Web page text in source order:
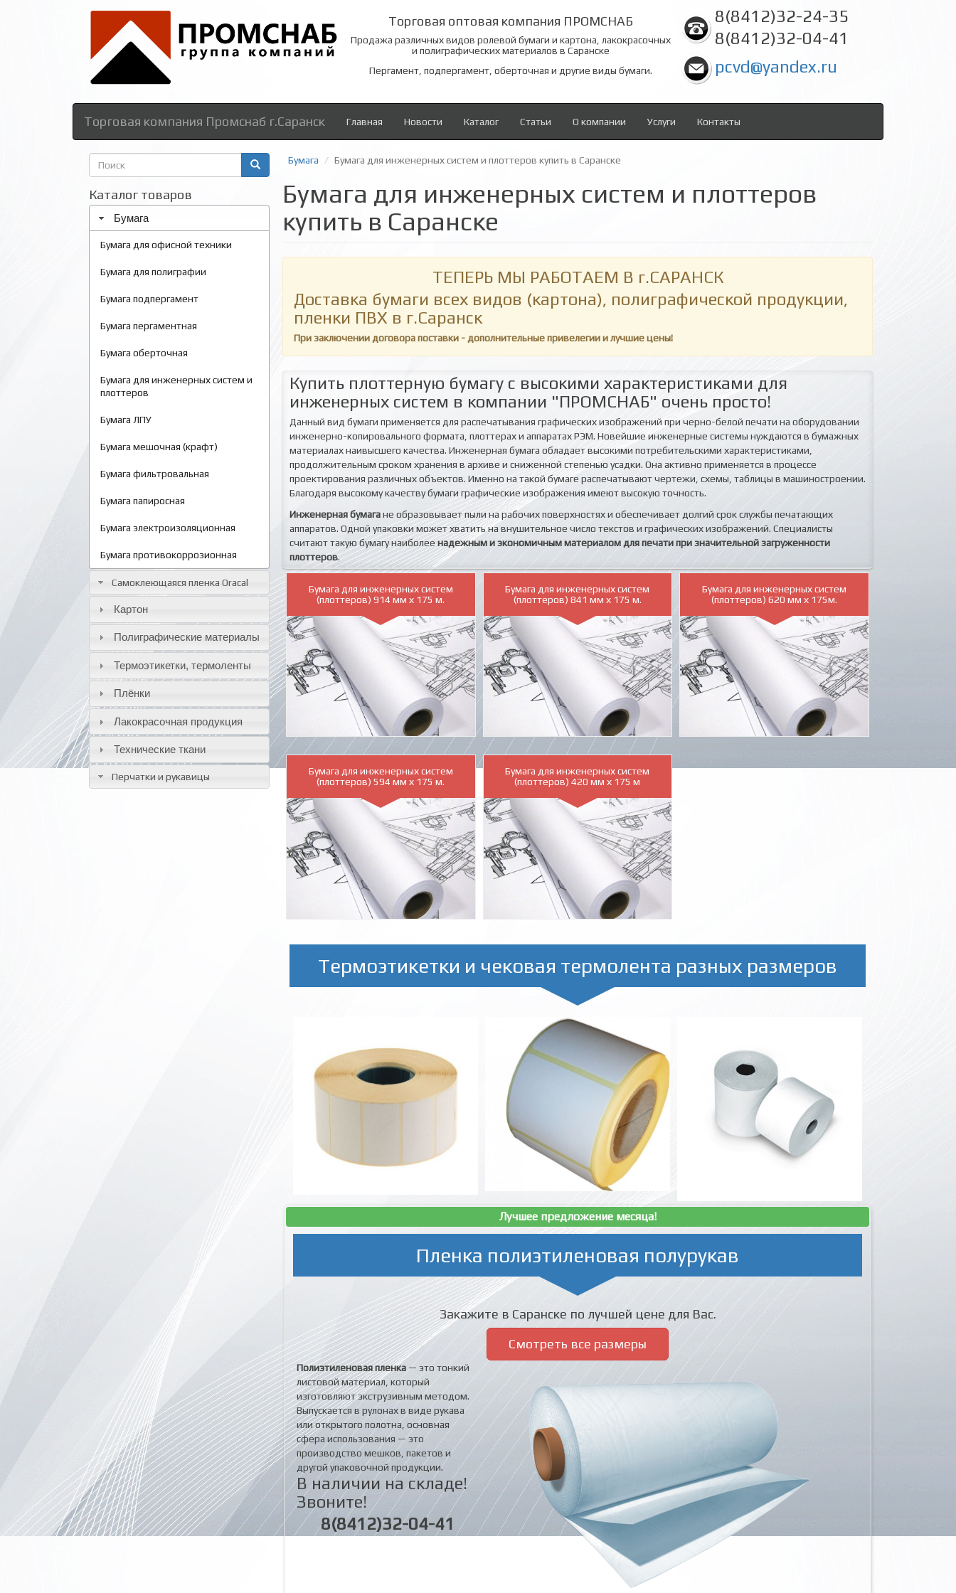
Торговая оптовая компания ПРОМСНАБ
Продажа различных видов ролевой бумаги и картона, лакокрасочных
и полиграфических материалов в Саранске
Пергамент, подпергамент, оберточная и другие виды бумаги.
8(8412)32-24-35
8(8412)32-04-41
pcvd@yandex.ru
Торговая компания Промснаб г.Саранск Главная Новости Каталог Статьи О компании Услуги Контакты
Форма
поиска
Каталог товаров
Бумага
Бумага для офисной техники
Бумага для полиграфии
Бумага подпергамент
Бумага пергаментная
Бумага оберточная
Бумага для инженерных систем и
плоттеров
Бумага ЛПУ
Бумага мешочная (крафт)
Бумага фильтровальная
Бумага папиросная
Бумага электроизоляционная
Бумага противокоррозионная
Самоклеющаяся пленка Oracal
Картон
Полиграфические материалы
Термоэтикетки, термоленты
Плёнки
Лакокрасочная продукция
Технические ткани
Перчатки и рукавицы
Бумага Бумага для инженерных систем и плоттеров купить в Саранске
Бумага для инженерных систем и плоттеров
купить в Саранске
ТЕПЕРЬ МЫ РАБОТАЕМ В г.САРАНСК
Доставка бумаги всех видов (картона), полиграфической продукции,
пленки ПВХ в г.Саранск
При заключении договора поставки - дополнительные привелегии и лучшие цены!
Купить плоттерную бумагу с высокими характеристиками для
инженерных систем в компании "ПРОМСНАБ" очень просто!
Данный вид бумаги применяется для распечатывания графических изображений при черно-белой печати на оборудовании
инженерно-копировального формата, плоттерах и аппаратах РЭМ. Новейшие инженерные системы нуждаются в бумажных
материалах наивысшего качества. Инженерная бумага обладает высокими потребительскими характеристиками,
продолжительным сроком хранения в архиве и сниженной степенью усадки. Она активно применяется в процессе
проектирования различных объектов. Именно на такой бумаге распечатывают чертежи, схемы, таблицы в машиностроении.
Благодаря высокому качеству бумаги графические изображения имеют высокую точность.
Инженерная бумагане образовывает пыли на рабочих поверхностях и обеспечивает долгий срок службы печатающих
аппаратов. Одной упаковки может хватить на внушительное число текстов и графических изображений. Специалисты
считают такую бумагу наиболеенадежным и экономичным материалом для печати при значительной загруженности
плоттеров.
Бумага для инженерных систем
(плоттеров) 914 мм х 175 м.
Бумага для инженерных систем
(плоттеров) 841 мм х 175 м.
Бумага для инженерных систем
(плоттеров) 620 мм х 175м.
Бумага для инженерных систем
(плоттеров) 594 мм х 175 м.
Бумага для инженерных систем
(плоттеров) 420 мм х 175 м
Термоэтикетки и чековая термолента разных размеров
Лучшее предложение месяца!
Пленка полиэтиленовая полурукав
Закажите в Саранске по лучшей цене для Вас.
Смотреть все размеры
Полиэтиленовая пленка — это тонкий
листовой материал, который
изготовляют экструзивным методом.
Выпускается в рулонах в виде рукава
или открытого полотна, основная
сфера использования — это
производство мешков, пакетов и
другой упаковочной продукции.
В наличии на складе!
Звоните!
8(8412)32-04-41